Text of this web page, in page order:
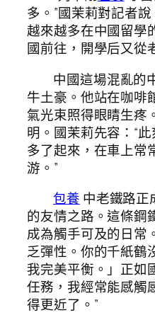
多。”國茉莉對記者
越來越多在中國留學
國前往，開學后又從
中國這場混亂的
牛土豪。他站在咖啡
氣光束照得眼睛生疼
明。國茉莉先容：“
多了起來，在車上常
游。”
包養 中老鐵路正
的友情之路。這條鋼
成為觸手可及的日常
乏彈性。你的千紙鶴
我完美平衡。」正如
任務，我經常能感觸
得更近了。”